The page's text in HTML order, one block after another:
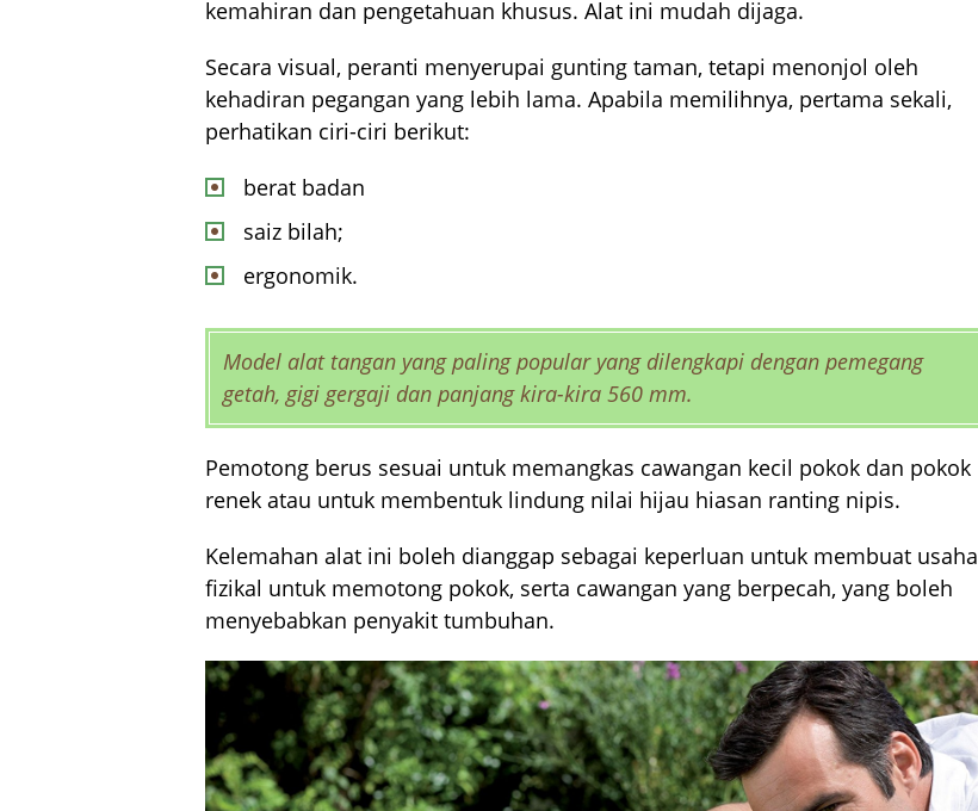
kemahiran dan pengetahuan khusus. Alat ini mudah dijaga.
Secara visual, peranti menyerupai gunting taman, tetapi menonjol oleh
kehadiran pegangan yang lebih lama. Apabila memilihnya, pertama sekali,
perhatikan ciri-ciri berikut:
berat badan
saiz bilah;
ergonomik.
Model alat tangan yang paling popular yang dilengkapi dengan pemegang
getah, gigi gergaji dan panjang kira-kira 560 mm.
Pemotong berus sesuai untuk memangkas cawangan kecil pokok dan pokok
renek atau untuk membentuk lindung nilai hijau hiasan ranting nipis.
Kelemahan alat ini boleh dianggap sebagai keperluan untuk membuat usaha
fizikal untuk memotong pokok, serta cawangan yang berpecah, yang boleh
menyebabkan penyakit tumbuhan.